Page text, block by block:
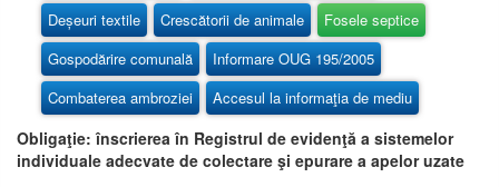
Deșeuri textile
Crescătorii de animale
Fosele septice
Gospodărire comunală
Informare OUG 195/2005
Combaterea ambroziei
Accesul la informaţia de mediu
Obligaţie: înscrierea în Registrul de evidenţă a sistemelor
individuale adecvate de colectare şi epurare a apelor uzate